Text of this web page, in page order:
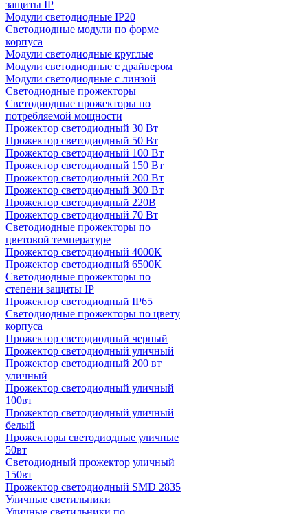
защиты IP
Модули светодиодные IP20
Светодиодные модули по форме
корпуса
Модули светодиодные круглые
Модули светодиодные с драйвером
Модули светодиодные с линзой
Светодиодные прожекторы
Светодиодные прожекторы по
потребляемой мощности
Прожектор светодиодный 30 Вт
Прожектор светодиодный 50 Вт
Прожектор светодиодный 100 Вт
Прожектор светодиодный 150 Вт
Прожектор светодиодный 200 Вт
Прожектор светодиодный 300 Вт
Прожектор светодиодный 220В
Прожектор светодиодный 70 Вт
Светодиодные прожекторы по
цветовой температуре
Прожектор светодиодный 4000К
Прожектор светодиодный 6500К
Светодиодные прожекторы по
степени защиты IP
Прожектор светодиодный IP65
Светодиодные прожекторы по цвету
корпуса
Прожектор светодиодный черный
Прожектор светодиодный уличный
Прожектор светодиодный 200 вт
уличный
Прожектор светодиодный уличный
100вт
Прожектор светодиодный уличный
белый
Прожекторы светодиодные уличные
50вт
Светодиодный прожектор уличный
150вт
Прожектор светодиодный SMD 2835
Уличные светильники
Уличные светильники по